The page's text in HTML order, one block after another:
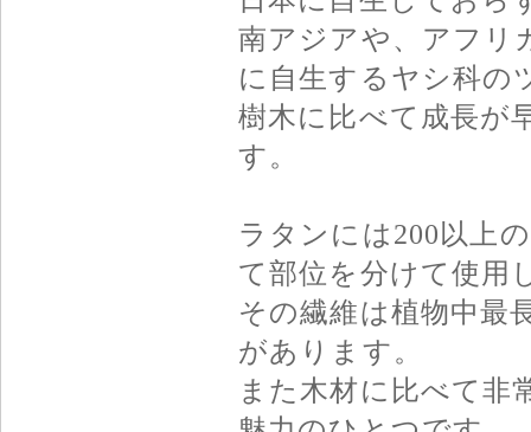
南アジアや、アフリ
に自生するヤシ科の
樹木に比べて成長が
す。
ラタンには200以上
て部位を分けて使用
その繊維は植物中最
があります。
また木材に比べて非